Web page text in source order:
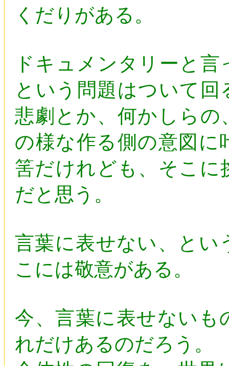
くだりがある。
ドキュメンタリーと
という問題はついて
悲劇とか、何かしらの
の様な作る側の意図に
筈だけれども、そこに
だと思う。
言葉に表せない、とい
こには敬意がある。
今、言葉に表せないも
れだけあるのだろう。